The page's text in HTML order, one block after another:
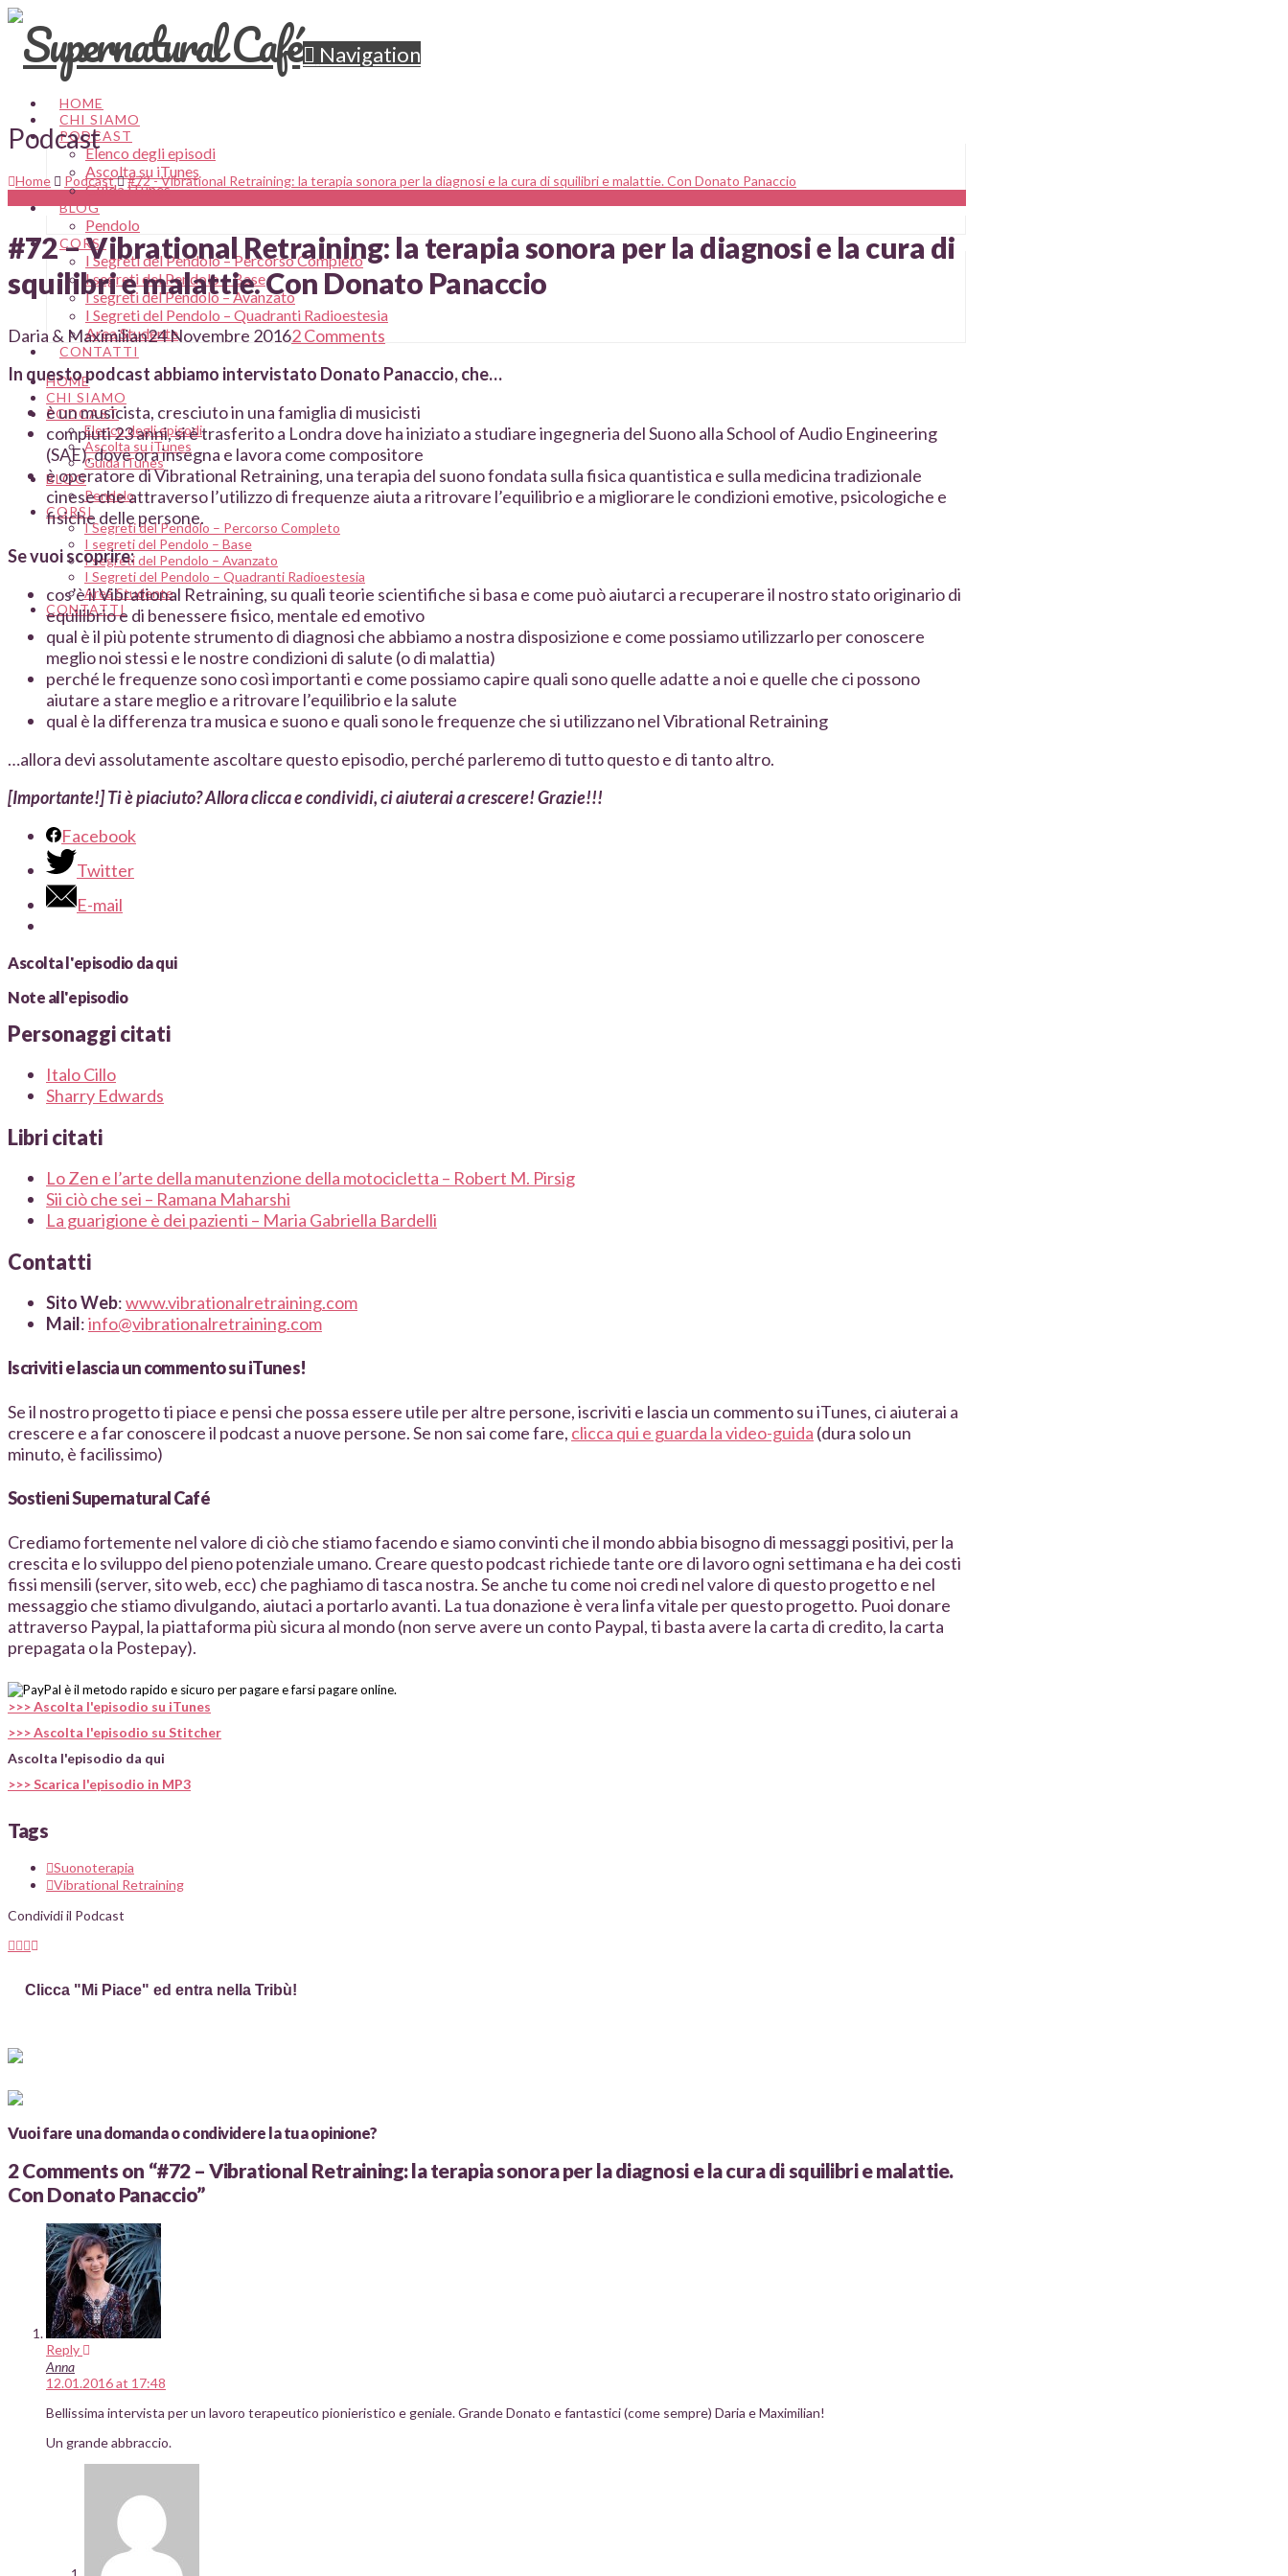
Navigation
HOME
CHI SIAMO
PODCAST
Elenco degli episodi
Ascolta su iTunes
Guida iTunes
BLOG
Pendolo
CORSI
I Segreti del Pendolo – Percorso Completo
I segreti del Pendolo – Base
I segreti del Pendolo – Avanzato
I Segreti del Pendolo – Quadranti Radioestesia
Area Studente
CONTATTI
HOME
CHI SIAMO
PODCAST
Elenco degli episodi
Ascolta su iTunes
Guida iTunes
BLOG
Pendolo
CORSI
I Segreti del Pendolo – Percorso Completo
I segreti del Pendolo – Base
I segreti del Pendolo – Avanzato
I Segreti del Pendolo – Quadranti Radioestesia
Area Studente
CONTATTI
Podcast
Home Podcast #72 - Vibrational Retraining: la terapia sonora per la diagnosi e la cura di squilibri e malattie. Con Donato Panaccio
#72 – Vibrational Retraining: la terapia sonora per la diagnosi e la cura di
squilibri e malattie. Con Donato Panaccio
Daria & Maximilian24 Novembre 20162 Comments
In questo podcast abbiamo intervistato Donato Panaccio, che…
è un musicista, cresciuto in una famiglia di musicisti
compiuti 23 anni, si è trasferito a Londra dove ha iniziato a studiare ingegneria del Suono alla School of Audio Engineering
(SAE), dove ora insegna e lavora come compositore
è operatore di Vibrational Retraining, una terapia del suono fondata sulla fisica quantistica e sulla medicina tradizionale
cinese che attraverso l’utilizzo di frequenze aiuta a ritrovare l’equilibrio e a migliorare le condizioni emotive, psicologiche e
fisiche delle persone.
Se vuoi scoprire:
cos’è il Vibrational Retraining, su quali teorie scientifiche si basa e come può aiutarci a recuperare il nostro stato originario di
equilibrio e di benessere fisico, mentale ed emotivo
qual è il più potente strumento di diagnosi che abbiamo a nostra disposizione e come possiamo utilizzarlo per conoscere
meglio noi stessi e le nostre condizioni di salute (o di malattia)
perché le frequenze sono così importanti e come possiamo capire quali sono quelle adatte a noi e quelle che ci possono
aiutare a stare meglio e a ritrovare l’equilibrio e la salute
qual è la differenza tra musica e suono e quali sono le frequenze che si utilizzano nel Vibrational Retraining
…allora devi assolutamente ascoltare questo episodio, perché parleremo di tutto questo e di tanto altro.
[Importante!] Ti è piaciuto? Allora clicca e condividi, ci aiuterai a crescere! Grazie!!!
Facebook
Twitter
E-mail
Ascolta l'episodio da qui
Note all'episodio
Personaggi citati
Italo Cillo
Sharry Edwards
Libri citati
Lo Zen e l’arte della manutenzione della motocicletta – Robert M. Pirsig
Sii ciò che sei – Ramana Maharshi
La guarigione è dei pazienti – Maria Gabriella Bardelli
Contatti
Sito Web:www.vibrationalretraining.com
Mail:info@vibrationalretraining.com
Iscriviti e lascia un commento su iTunes!
Se il nostro progetto ti piace e pensi che possa essere utile per altre persone, iscriviti e lascia un commento su iTunes, ci aiuterai a
crescere e a far conoscere il podcast a nuove persone. Se non sai come fare, clicca qui e guarda la video-guida (dura solo un
minuto, è facilissimo)
Sostieni Supernatural Café
Crediamo fortemente nel valore di ciò che stiamo facendo e siamo convinti che il mondo abbia bisogno di messaggi positivi, per la
crescita e lo sviluppo del pieno potenziale umano. Creare questo podcast richiede tante ore di lavoro ogni settimana e ha dei costi
fissi mensili (server, sito web, ecc) che paghiamo di tasca nostra. Se anche tu come noi credi nel valore di questo progetto e nel
messaggio che stiamo divulgando, aiutaci a portarlo avanti. La tua donazione è vera linfa vitale per questo progetto. Puoi donare
attraverso Paypal, la piattaforma più sicura al mondo (non serve avere un conto Paypal, ti basta avere la carta di credito, la carta
prepagata o la Postepay).
>>> Ascolta l'episodio su iTunes
>>> Ascolta l'episodio su Stitcher
Ascolta l'episodio da qui
>>> Scarica l'episodio in MP3
Tags
Suonoterapia
Vibrational Retraining
Condividi il Podcast
Clicca "Mi Piace" ed entra nella Tribù!
Vuoi fare una domanda o condividere la tua opinione?
2 Comments on “#72 – Vibrational Retraining: la terapia sonora per la diagnosi e la cura di squilibri e malattie.
Con Donato Panaccio”
Reply
Anna
12.01.2016 at 17:48
Bellissima intervista per un lavoro terapeutico pionieristico e geniale. Grande Donato e fantastici (come sempre) Daria e Maximilian!
Un grande abbraccio.